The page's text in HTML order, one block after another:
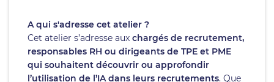
A qui s'adresse cet atelier ?
Cet atelier s’adresse aux chargés de recrutement,
responsables RH ou dirigeants de TPE et PME
qui souhaitent découvrir ou approfondir
l’utilisation de l’IA dans leurs recrutements. Que